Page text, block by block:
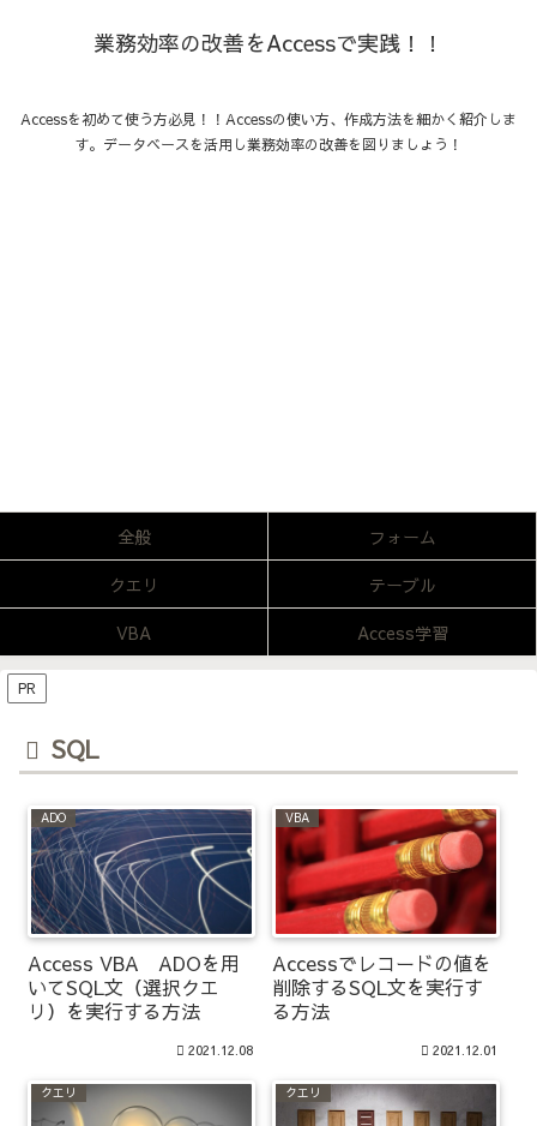
業務効率の改善をAccessで実践！！
Accessを初めて使う方必見！！Accessの使い方、作成方法を細かく紹介しま
す。データベースを活用し業務効率の改善を図りましょう！
全般
フォーム
クエリ
テーブル
VBA
Access学習
PR
SQL
ADO
Access VBA ADOを用
いてSQL文（選択クエ
リ）を実行する方法
2021.12.08
VBA
Accessでレコードの値を
削除するSQL文を実行す
る方法
2021.12.01
クエリ クエリ